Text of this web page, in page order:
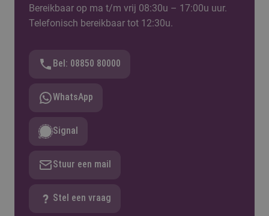
Bereikbaar op ma t/m vrij 08:30u – 17:00u uur.
Telefonisch bereikbaar tot 12:30u.
Bel: 08850 80000
WhatsApp
Signal
Stuur een mail
Stel een vraag